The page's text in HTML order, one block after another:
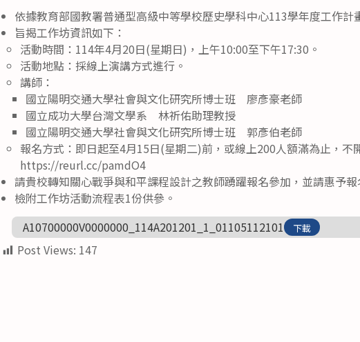
依據教育部國教署普通型高級中等學校歷史學科中心113學年度工作計
旨揭工作坊資訊如下：
活動時間：114年4月20日(星期日)，上午10:00至下午17:30。
活動地點：採線上演講方式進行。
講師：
國立陽明交通大學社會與文化研究所博士班 廖彥豪老師
國立成功大學台灣文學系 林祈佑助理教授
國立陽明交通大學社會與文化研究所博士班 郭彥伯老師
報名方式：即日起至4月15日(星期二)前，或線上200人額滿為止，不
https://reurl.cc/pamdO4
請貴校轉知關心戰爭與和平課程設計之教師踴躍報名參加，並請惠予
檢附工作坊活動流程表1份供參。
A10700000V0000000_114A201201_1_01105112101
下載
Post Views: 147